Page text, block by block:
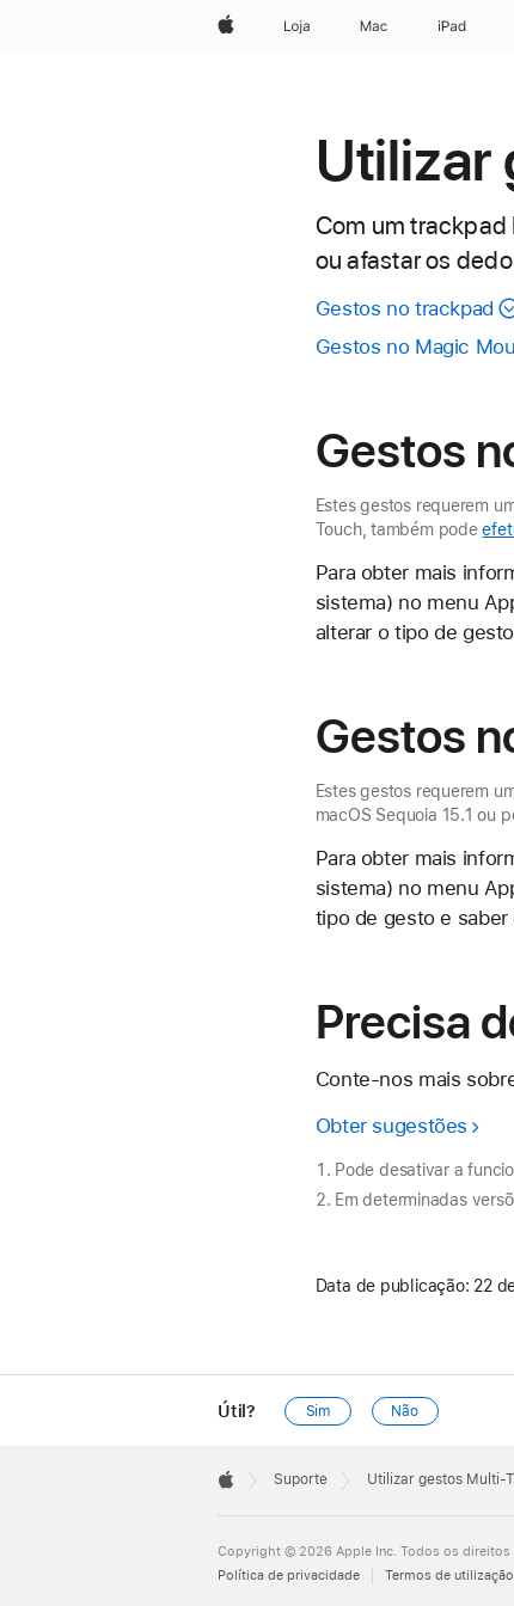
AppleLoja Mac iPad
Utilizar
Com um trackpad
ou afastar os
Gestos no trackpad
Gestos no Magic
Gestos
Estes gestos requerem
Touch, também pode
Para obter mais
sistema) no menu
alterar o tipo de
Gestos
Estes gestos requerem
macOS Sequoia 15.1 ou
Para obter mais
sistema) no menu
tipo de gesto e
Precisa
Conte-nos mais
Obter sugestões
Pode desativar a
Em determinadas
Data de publicação: 22
Útil? Sim Não
Footer

Suporte Utilizar gestos Multi-
Copyright © 2026 Apple Inc. Todos os direitos
Política de privacidade
Termos de utilização